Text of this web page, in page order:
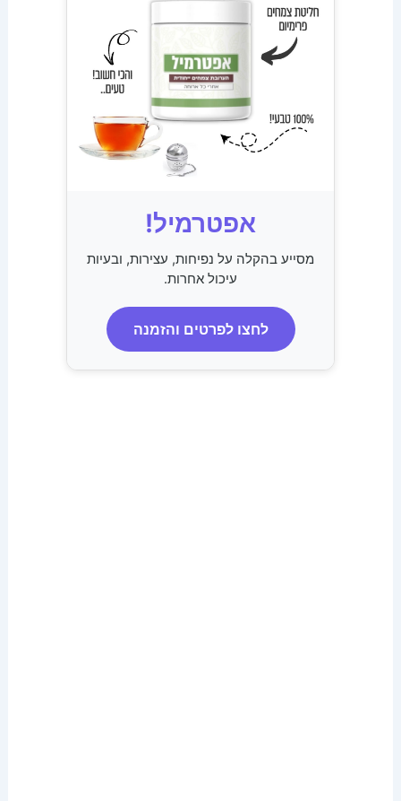
אפטרמיל!
מסייע בהקלה על נפיחות, עצירות, ובעיות
עיכול אחרות.
לחצו לפרטים והזמנה